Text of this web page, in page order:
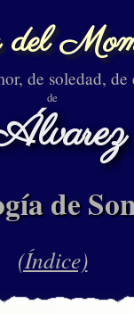
del
de soledad, de
de
de
(Índice)